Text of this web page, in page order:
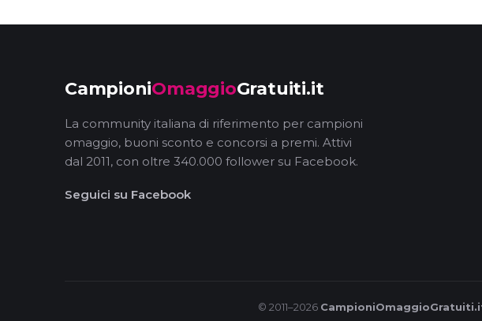
CampioniOmaggioGratuiti.it
La community italiana di riferimento per campioni
omaggio, buoni sconto e concorsi a premi. Attivi
dal 2011, con oltre 340.000 follower su Facebook.
Seguici su Facebook
© 2011–2026